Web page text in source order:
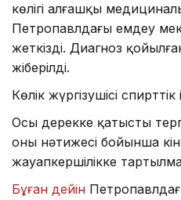
көлігі алғашқы
Петропавлдағы емдеу
жеткізді. Диагноз
жіберілді.
Көлік жүргізушісі спирттік
Осы дерекке қатысты
оны нәтижесі бойынша
жауапкершілікке
Бұған дейін